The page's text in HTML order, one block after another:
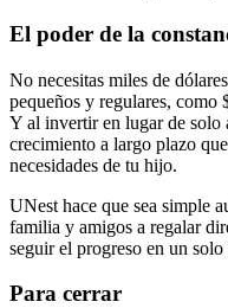
El poder de la
No necesitas miles de
pequeños y regulares, como
Y al invertir en lugar de solo
crecimiento a largo plazo
necesidades de tu hijo.
UNest hace que sea simple
familia y amigos a regalar
seguir el progreso en un solo
Para cerrar